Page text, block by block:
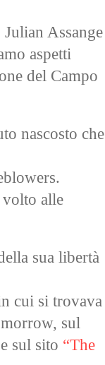
Assange
aspetti
del Campo
nascosto che
alle
sua libertà
cui si trovava
sul
sul sito “The